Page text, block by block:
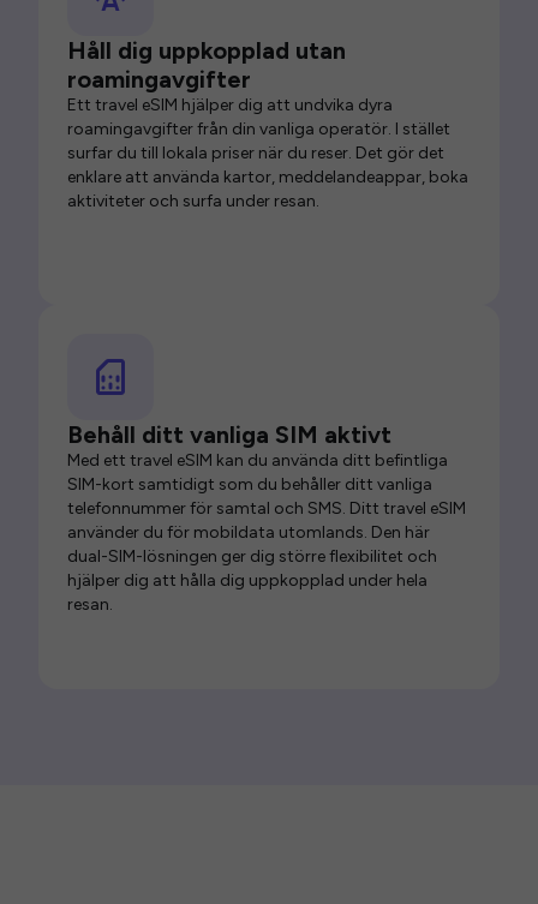
Håll dig uppkopplad utan
roamingavgifter
Ett travel eSIM hjälper dig att undvika dyra
roamingavgifter från din vanliga operatör. I stället
surfar du till lokala priser när du reser. Det gör det
enklare att använda kartor, meddelandeappar, boka
aktiviteter och surfa under resan.
Behåll ditt vanliga SIM aktivt
Med ett travel eSIM kan du använda ditt befintliga
SIM-kort samtidigt som du behåller ditt vanliga
telefonnummer för samtal och SMS. Ditt travel eSIM
använder du för mobildata utomlands. Den här
dual-SIM-lösningen ger dig större flexibilitet och
hjälper dig att hålla dig uppkopplad under hela
resan.